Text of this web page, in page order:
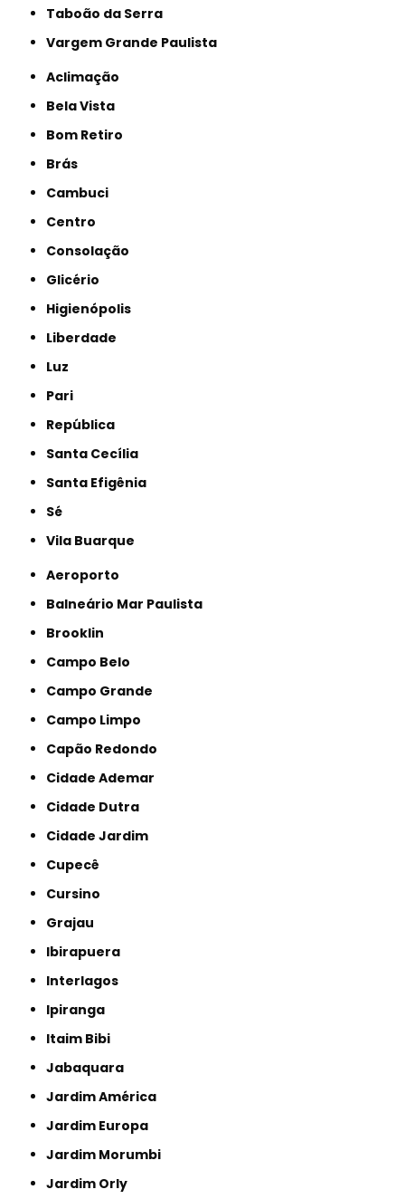
Taboão da Serra
Vargem Grande Paulista
Aclimação
Bela Vista
Bom Retiro
Brás
Cambuci
Centro
Consolação
Glicério
Higienópolis
Liberdade
Luz
Pari
República
Santa Cecília
Santa Efigênia
Sé
Vila Buarque
Aeroporto
Balneário Mar Paulista
Brooklin
Campo Belo
Campo Grande
Campo Limpo
Capão Redondo
Cidade Ademar
Cidade Dutra
Cidade Jardim
Cupecê
Cursino
Grajau
Ibirapuera
Interlagos
Ipiranga
Itaim Bibi
Jabaquara
Jardim América
Jardim Europa
Jardim Morumbi
Jardim Orly